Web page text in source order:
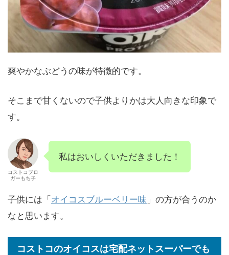
爽やかなぶどうの味が特徴的です。
そこまで甘くないので子供よりかは大人向きな印象で
す。
コストコブロ
ガーもち子
私はおいしくいただきました！
子供には「 オイコスブルーベリー味 」の方が合うのか
なと思います。
コストコのオイコスは宅配ネットスーパーでも